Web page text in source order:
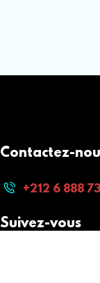
Contactez-
+212 6 888
Suivez-vous